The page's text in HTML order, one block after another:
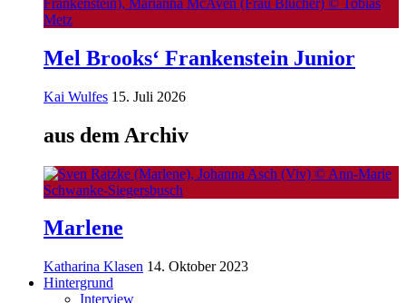
Mel Brooks‘ Frankenstein Junior
Kai Wulfes 15. Juli 2026
aus dem Archiv
Marlene
Katharina Klasen 14. Oktober 2023
Hintergrund
Interview